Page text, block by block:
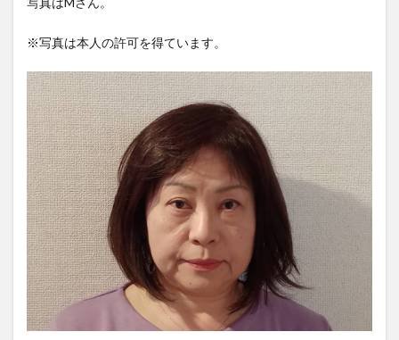
※写真は本人の許可を得ています。